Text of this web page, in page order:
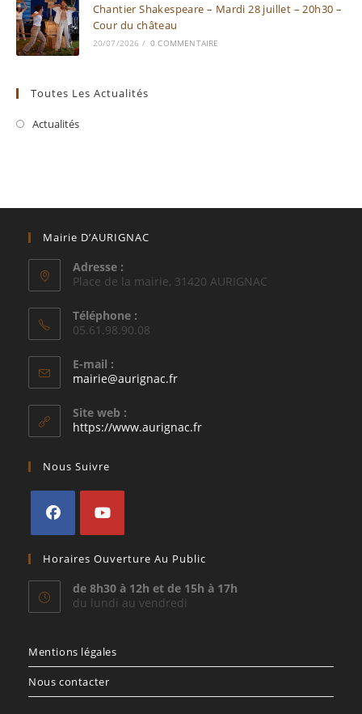
Chantier Shakespeare – Mardi 28 juillet – 20h30 –
Cour du château
20/07/2026 / 0 COMMENTAIRE
Toutes Les Actualités
Actualités
Mairie D’AURIGNAC
Adresse :
Place de la mairie, 31420 AURIGNAC
Téléphone :
05.61.98.90.08
E-mail :
mairie@aurignac.frS’ouvre
application
Site web :
https://www.aurignac.fr
Nous Suivre
dans
un
nouvel
dans
un
nouvel
Horaires Ouverture Au Public
de 8h30 à 12h et de 15h à 17h
du lundi au vendredi
Mentions légales
Nous contacter